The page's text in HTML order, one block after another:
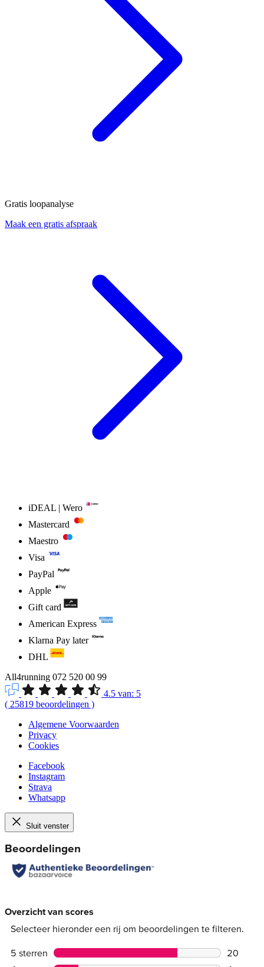
Gratis loopanalyse
Maak een gratis afspraak
iDEAL | Wero
Mastercard
Maestro
Visa
PayPal
Apple
Gift card
American Express
Klarna Pay later
DHL
All4running 072 520 00 99
4.5 van: 5
( 25819 beoordelingen )
Algemene Voorwaarden
Privacy
Cookies
Facebook
Instagram
Strava
Whatsapp
Sluit venster